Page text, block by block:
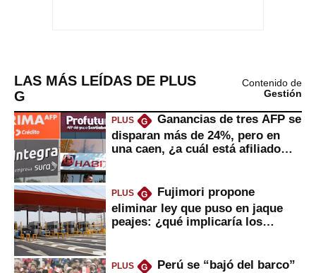
LAS MÁS LEÍDAS DE PLUS
G
Contenido de
Gestión
PLUS G
Ganancias de tres AFP se
disparan más de 24%, pero en
una caen, ¿a cuál está afiliado
PLUS G
Fujimori propone
eliminar ley que puso en jaque
peajes: ¿qué implicaría los
PLUS G
Perú se “bajó del barco”